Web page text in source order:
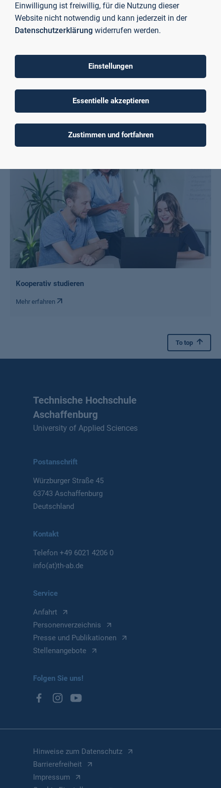
Mehr erfahren
Kooperativ studieren
Mehr erfahren
To top
Technische Hochschule
Aschaffenburg
University of Applied Sciences
Postanschrift
Würzburger Straße 45
63743 Aschaffenburg
Deutschland
Kontakt
Telefon+49 6021 4206 0
info(at)th-ab.de
Service
Anfahrt
Personenverzeichnis
Presse und Publikationen
Stellenangebote
Folgen Sie uns!
Hinweise zum Datenschutz
Barrierefreiheit
Impressum
Einwilligung ist freiwillig, für die Nutzung dieser
Website nicht notwendig und kann jederzeit in der
Datenschutzerklärung widerrufen werden.
Einstellungen
Essentielle akzeptieren
Zustimmen und fortfahren